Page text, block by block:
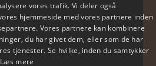
ENGLISH
vores trafik. Vi deler også
hjemmeside med vores partnere inden
Vores partnere kan kombinere
du har givet dem, eller som de har
tjenester. Se hvilke, inden du samtykker
Læs mere